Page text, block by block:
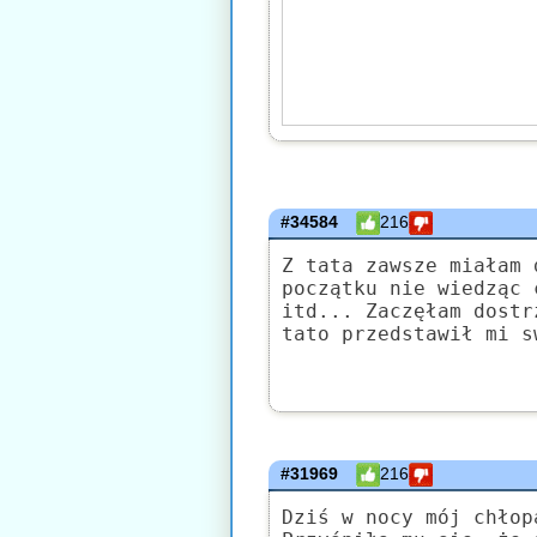
#34584 216
Z tata zawsze miałam
początku nie wiedząc
itd... Zaczęłam
tato przedstawił mi
#31969 216
Dziś w nocy mój